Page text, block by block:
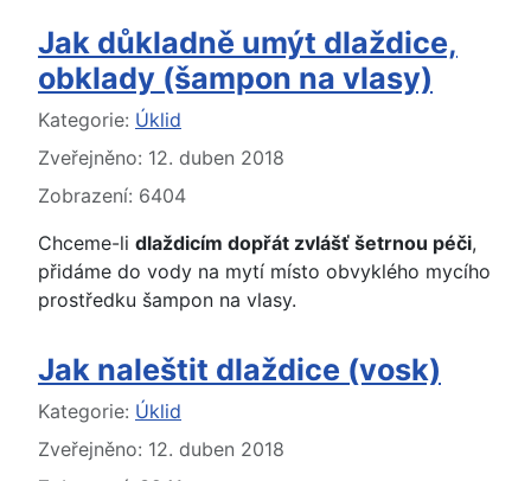
Jak důkladně umýt dlaždice,
obklady (šampon na vlasy)
Základní údaje
Kategorie: Úklid
Zveřejněno: 12. duben 2018
Zobrazení: 6404
Chceme-li dlaždicím dopřát zvlášť šetrnou péči,
přidáme do vody na mytí místo obvyklého mycího
prostředku šampon na vlasy.
Jak naleštit dlaždice (vosk)
Základní údaje
Kategorie: Úklid
Zveřejněno: 12. duben 2018